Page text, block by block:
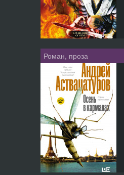
Роман, проза